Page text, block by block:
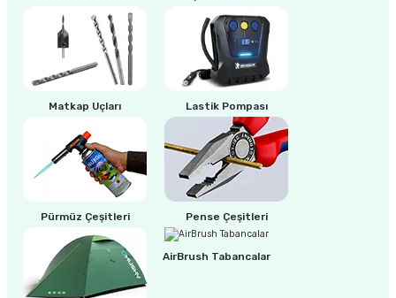
Matkap Uçları Lastik Pompası
Pürmüz Çeşitleri Pense Çeşitleri
AirBrush Tabancalar